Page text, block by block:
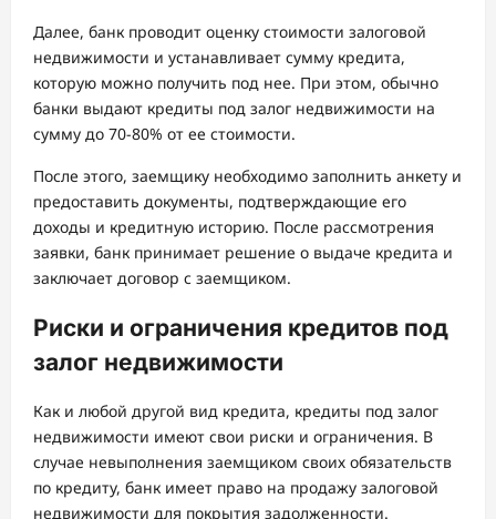
Далее, банк проводит оценку стоимости залоговой
недвижимости и устанавливает сумму кредита,
которую можно получить под нее. При этом, обычно
банки выдают кредиты под залог недвижимости на
сумму до 70-80% от ее стоимости.
После этого, заемщику необходимо заполнить анкету и
предоставить документы, подтверждающие его
доходы и кредитную историю. После рассмотрения
заявки, банк принимает решение о выдаче кредита и
заключает договор с заемщиком.
Риски и ограничения кредитов под
залог недвижимости
Как и любой другой вид кредита, кредиты под залог
недвижимости имеют свои риски и ограничения. В
случае невыполнения заемщиком своих обязательств
по кредиту, банк имеет право на продажу залоговой
недвижимости для покрытия задолженности.